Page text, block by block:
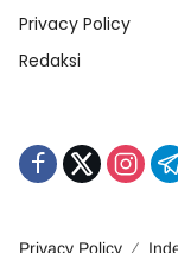
Privacy Policy
Redaksi
Privacy Policy